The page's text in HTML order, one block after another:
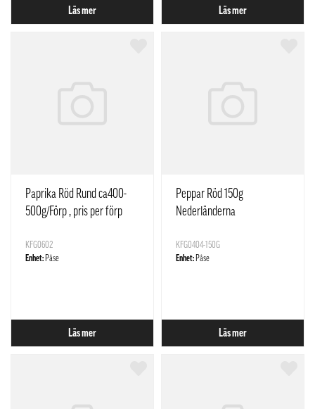
Läs mer Läs mer
Paprika Röd Rund ca400-
500g/Förp , pris per förp
KFG0602
Enhet: Påse
Läs mer
Peppar Röd 150g
Nederländerna
KFG0404-150G
Enhet: Påse
Läs mer